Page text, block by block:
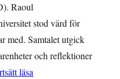
Raoul
stod värd för
med. Samtalet utgick
och reflektioner
läsa